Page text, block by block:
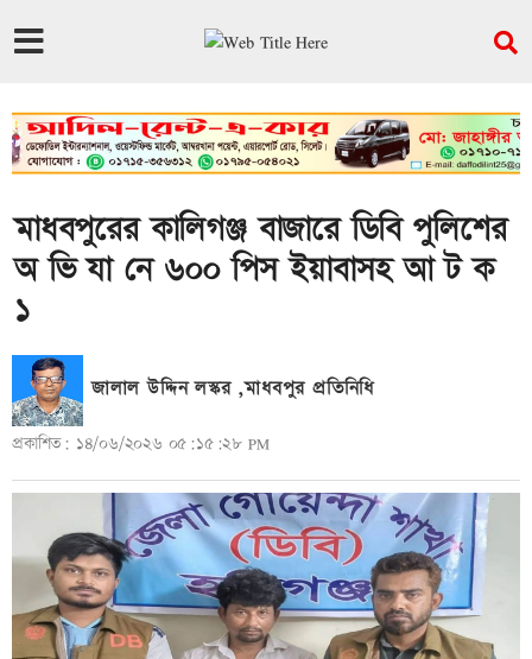
মাধবপুরের কালিগঞ্জ বাজারে ডিবি পুলিশের
অ ভি যা নে ৬০০ পিস ইয়াবাসহ আ ট ক
১
জালাল উদ্দিন লস্কর ,মাধবপুর প্রতিনিধি
প্রকাশিত: ১৪/০৬/২০২৬ ০৫:১৫:২৮ PM